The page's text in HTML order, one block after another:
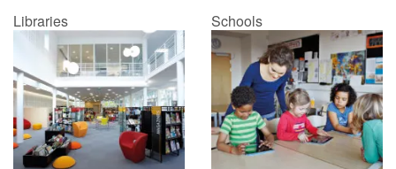
Libraries Schools